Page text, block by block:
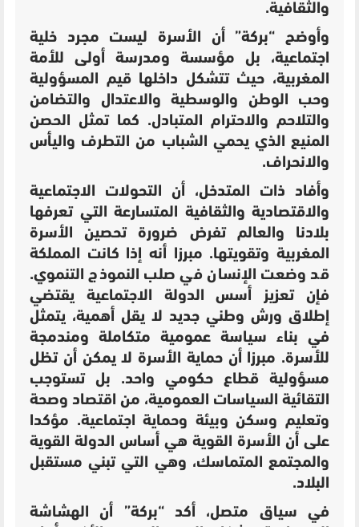
والثقافية.
وأوضح “بركة” أن الأسرة ليست مجرد خلية
اجتماعية، بل مؤسسة ومدرسة أولى للأمة
المغربية، حيث تتشكل داخلها قيم المسؤولية
وحب الوطن والوسطية والاعتدال والتضامن
والتلاحم والاحترام المتبادل. كما تمثل الحصن
المنيع الذي يحمي الشباب من التطرف واليأس
والانحراف.
وأفاد ذات المتدخل، أن التحولات الاجتماعية
والاقتصادية والثقافية المتسارعة التي تعرفها
بلادنا والعالم تفرض ضرورة تحصين الأسرة
المغربية وتقويتها. مبرزا أنه إذا كانت المملكة
قد وضعت الإنسان في صلب النموذج التنموي.
فإن تعزيز أسس الدولة الاجتماعية يقتضي
إطلاق ورش وطني جديد لا يقل أهمية، يتمثل
في بناء سياسة عمومية متكاملة ومندمجة
للأسرة. مبرزا أنحماية الأسرة لا يمكن أن تظل
مسؤولية قطاع حكومي واحد. بل تستوجب
التقائية السياسات العمومية، من اقتصاد وصحة
وتعليم وسكن وبيئة وحماية اجتماعية. مؤكدا
على أن الأسرة القوية هي أساس الدولة القوية
والمجتمع المتماسك، وهي التي تبني مستقبل
البلاد.
في سياق متصل، أكد “بركة” أن الهشاشة